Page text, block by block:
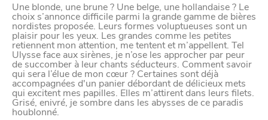
Une blonde, une brune ? Une belge, une hollandaise ? Le
choix s’annonce difficile parmi la grande gamme de bières
nordistes proposée. Leurs formes voluptueuses sont un
plaisir pour les yeux. Les grandes comme les petites
retiennent mon attention, me tentent et m’appellent. Tel
Ulysse face aux sirènes, je n’ose les approcher par peur
de succomber à leur chants séducteurs. Comment savoir
qui sera l’élue de mon cœur ? Certaines sont déjà
accompagnées d'un panier débordant de délicieux mets
qui excitent mes papilles. Elles m’attirent dans leurs filets.
Grisé, enivré, je sombre dans les abysses de ce paradis
houblonné.